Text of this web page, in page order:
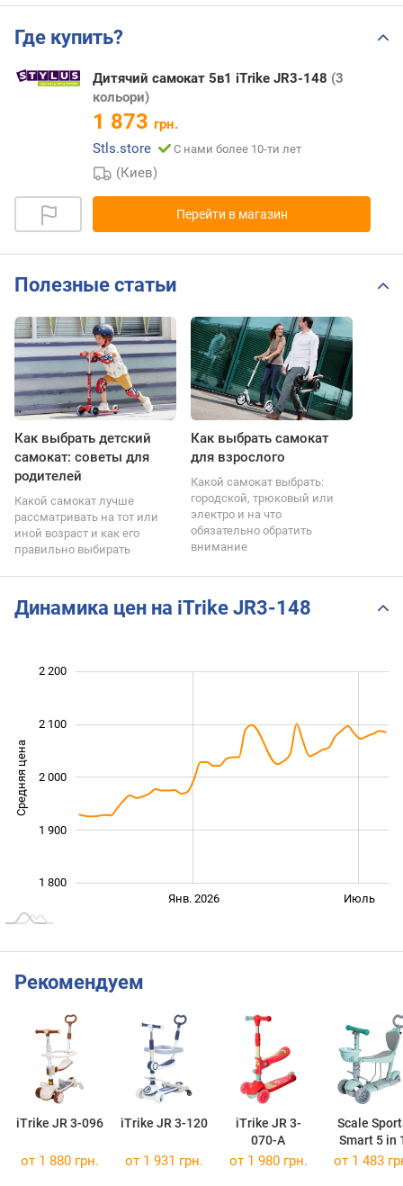
Где купить?
Дитячий самокат 5в1 iTrike JR3-148 (3
кольори)
1 873 грн.
Stls.store
С нами более 10-ти лет
(Киев)
Перейти в магазин
Полезные статьи
Как выбрать детский
самокат: советы для
родителей
Какой самокат лучше
рассматривать на тот или
иной возраст и как его
правильно выбирать
Как выбрать самокат
для взрослого
Какой самокат выбрать:
городской, трюковый или
электро и на что
обязательно обратить
внимание
Динамика цен на iTrike JR3-148
Средняя цена 1 800
1 800
1 900
2 000
2 100
2 200
Янв. 2026 Июль
Рекомендуем
iTrike JR 3-096 iTrike JR 3-120
iTrike JR 3-
070-A
Scale
Smart 5 in
от 1 880 грн. от 1 931 грн. от 1 980 грн. от 1 483